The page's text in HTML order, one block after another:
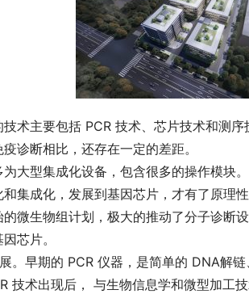
术主要包括 PCR 技术、芯片技术和测
诊断相比，还存在一定的差距。
大型集成化设备，包含很多的操作模块
集成化，发展到基因芯片，才有了原理
微生物组计划，极大的推动了分子诊
芯片。
。早期的 PCR 仪器，是简单的 DNA解
技术出现后， 与生物信息学和微型加工